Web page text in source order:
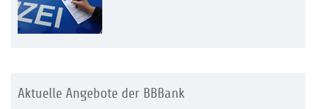
Aktuelle Angebote der BBBank